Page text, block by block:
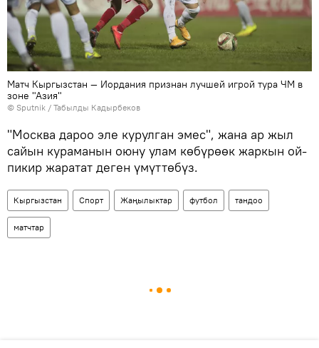
Матч Кыргызстан — Иордания признан лучшей игрой тура ЧМ в
зоне "Азия"
© Sputnik / Табылды Кадырбеков
"Москва дароо эле курулган эмес", жана ар жыл
сайын кураманын оюну улам көбүрөөк жаркын ой-
пикир жаратат деген үмүттөбүз.
Кыргызстан Спорт Жаңылыктар футбол тандоо
матчтар